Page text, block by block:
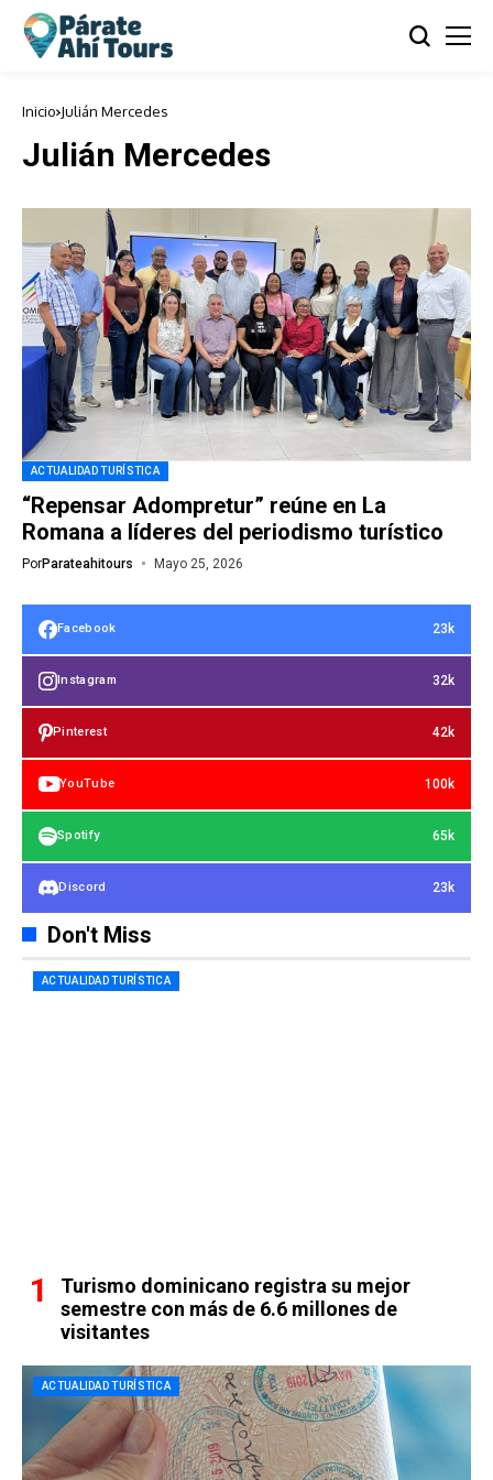
Inicio Julián Mercedes
Julián Mercedes
ACTUALIDAD TURÍSTICA
“Repensar Adompretur” reúne en La
Romana a líderes del periodismo turístico
PorParateahitours Mayo 25, 2026
Facebook 23k
Instagram 32k
Pinterest 42k
YouTube 100k
Spotify 65k
Discord 23k
Don't Miss
ACTUALIDAD TURÍSTICA
Turismo dominicano registra su mejor
semestre con más de 6.6 millones de
visitantes
ACTUALIDAD TURÍSTICA